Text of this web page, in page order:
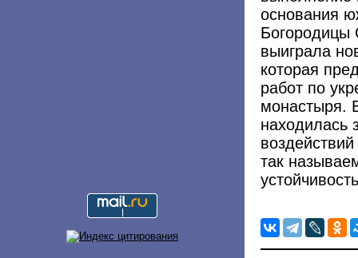
основания
Богородицы
выиграла
которая
работ по
монастыря.
находилась
так